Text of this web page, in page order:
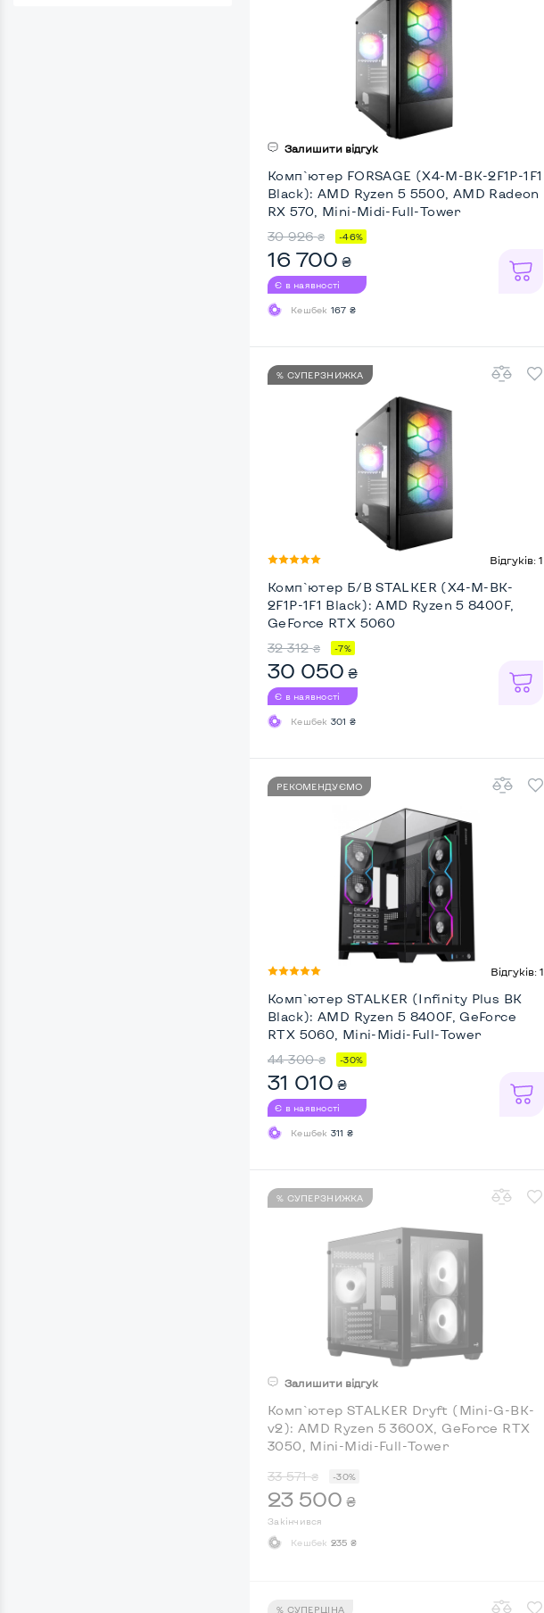
Залишити відгук
Комп`ютер FORSAGE (X4-M-BK-2F1P-1F1
Black): AMD Ryzen 5 5500, AMD Radeon
RX 570, Mini-Midi-Full-Tower
30 926 ₴ -46%
16 700 ₴
Є в наявності
Кешбек 167 ₴
% СУПЕРЗНИЖКА
Відгуків: 1
Комп`ютер Б/В STALKER (X4-M-BK-
2F1P-1F1 Black): AMD Ryzen 5 8400F,
GeForce RTX 5060
32 312 ₴ -7%
30 050 ₴
Є в наявності
Кешбек 301 ₴
РЕКОМЕНДУЄМО
Відгуків: 1
Комп`ютер STALKER (Infinity Plus BK
Black): AMD Ryzen 5 8400F, GeForce
RTX 5060, Mini-Midi-Full-Tower
44 300 ₴ -30%
31 010 ₴
Є в наявності
Кешбек 311 ₴
% СУПЕРЗНИЖКА
Залишити відгук
Комп`ютер STALKER Dryft (Mini-G-BK-
v2): AMD Ryzen 5 3600X, GeForce RTX
3050, Mini-Midi-Full-Tower
33 571 ₴ -30%
23 500 ₴
Закінчився
Кешбек 235 ₴
% СУПЕРЦІНА